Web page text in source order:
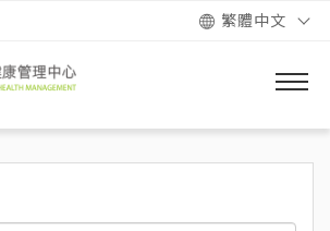
繁體中文